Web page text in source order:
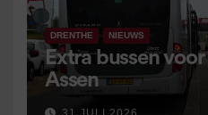
DRENTHE NIEUWS
Extra bussen
Assen